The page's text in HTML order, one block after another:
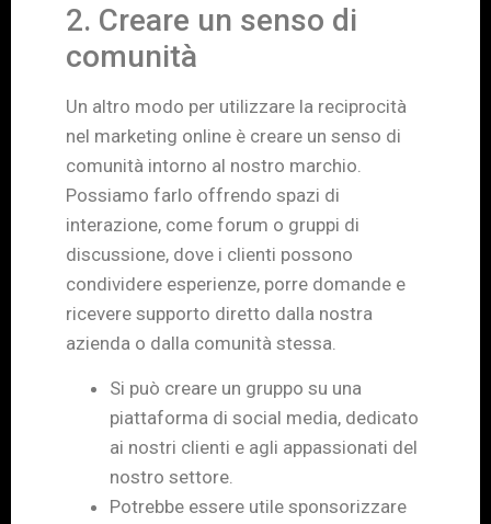
2. Creare un senso di
comunità
Un altro modo per utilizzare la reciprocità
nel marketing online è creare un senso di
comunità intorno al nostro marchio.
Possiamo farlo offrendo spazi di
interazione, come forum o gruppi di
discussione, dove i clienti possono
condividere esperienze, porre domande e
ricevere supporto diretto dalla nostra
azienda o dalla comunità stessa.
Si può creare un gruppo su una
piattaforma di social media, dedicato
ai nostri clienti e agli appassionati del
nostro settore.
Potrebbe essere utile sponsorizzare